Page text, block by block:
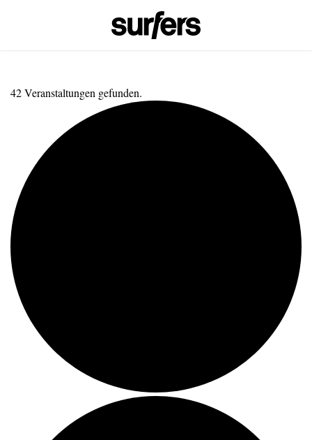
42 Veranstaltungen gefunden.